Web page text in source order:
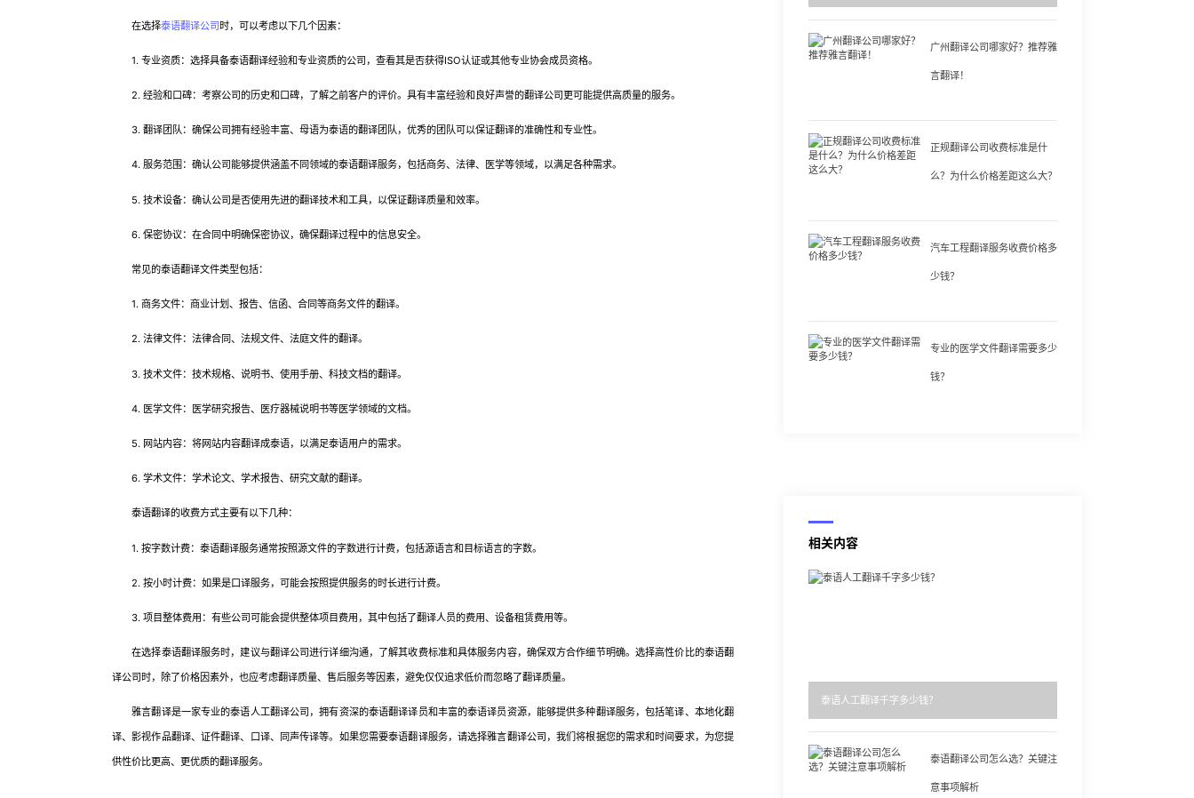
在选择泰语翻译公司时，可以考虑以下几个因素：
1. 专业资质：选择具备泰语翻译经验和专业资质的公司，查看其是否获得ISO认证或其他专业协会成员资格。
2. 经验和口碑：考察公司的历史和口碑，了解之前客户的评价。具有丰富经验和良好声誉的翻译公司更可能提供高质量的服务。
3. 翻译团队：确保公司拥有经验丰富、母语为泰语的翻译团队，优秀的团队可以保证翻译的准确性和专业性。
4. 服务范围：确认公司能够提供涵盖不同领域的泰语翻译服务，包括商务、法律、医学等领域，以满足各种需求。
5. 技术设备：确认公司是否使用先进的翻译技术和工具，以保证翻译质量和效率。
6. 保密协议：在合同中明确保密协议，确保翻译过程中的信息安全。
常见的泰语翻译文件类型包括：
1. 商务文件：商业计划、报告、信函、合同等商务文件的翻译。
2. 法律文件：法律合同、法规文件、法庭文件的翻译。
3. 技术文件：技术规格、说明书、使用手册、科技文档的翻译。
4. 医学文件：医学研究报告、医疗器械说明书等医学领域的文档。
5. 网站内容：将网站内容翻译成泰语，以满足泰语用户的需求。
6. 学术文件：学术论文、学术报告、研究文献的翻译。
泰语翻译的收费方式主要有以下几种：
1. 按字数计费：泰语翻译服务通常按照源文件的字数进行计费，包括源语言和目标语言的字数。
2. 按小时计费：如果是口译服务，可能会按照提供服务的时长进行计费。
3. 项目整体费用：有些公司可能会提供整体项目费用，其中包括了翻译人员的费用、设备租赁费用等。
在选择泰语翻译服务时，建议与翻译公司进行详细沟通，了解其收费标准和具体服务内容，确保双方合作细节明确。选择高性价比的泰语翻
译公司时，除了价格因素外，也应考虑翻译质量、售后服务等因素，避免仅仅追求低价而忽略了翻译质量。
雅言翻译是一家专业的泰语人工翻译公司，拥有资深的泰语翻译译员和丰富的泰语译员资源，能够提供多种翻译服务，包括笔译、本地化翻
译、影视作品翻译、证件翻译、口译、同声传译等。如果您需要泰语翻译服务，请选择雅言翻译公司，我们将根据您的需求和时间要求，为您提
供性价比更高、更优质的翻译服务。
广州翻译公司哪家好？推荐雅
言翻译！
正规翻译公司收费标准是什
么？为什么价格差距这么大？
汽车工程翻译服务收费价格多
少钱？
专业的医学文件翻译需要多少
钱？
相关内容
泰语人工翻译千字多少钱？
泰语翻译公司怎么选？关键注
意事项解析